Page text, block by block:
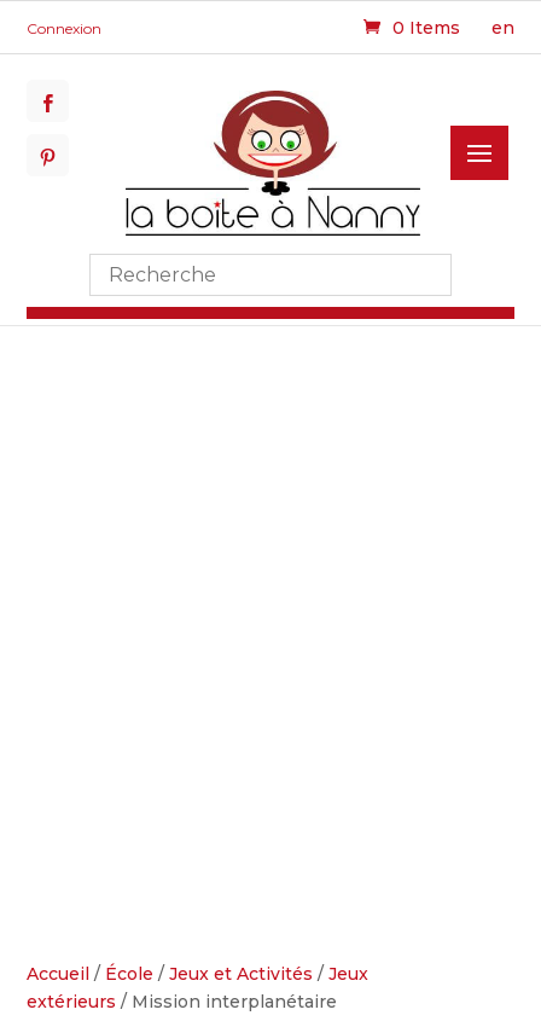
Connexion 0 Items en
Accueil / École /Jeux et Activités /Jeux
extérieurs / Mission interplanétaire